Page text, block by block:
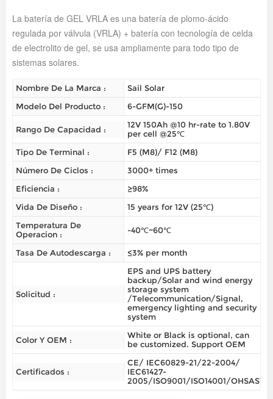
La batería de GEL VRLA es una batería de plomo-ácido
regulada por válvula (VRLA) + batería con tecnología de celda
de electrolito de gel, se usa ampliamente para todo tipo de
sistemas solares.
Nombre De La Marca :
Sail Solar
Modelo Del Producto :
6-GFM(G)-150
Rango De Capacidad :
12V 150Ah @10 hr-rate to 1.80V
per cell @25℃
Tipo De Terminal :
F5 (M8)/ F12 (M8)
Número De Ciclos :
3000+ times
Eficiencia :
≥98%
Vida De Diseño :
15 years for 12V (25℃)
Temperatura De
Operacion :
-40℃~60℃
Tasa De Autodescarga : ≤3% per month
Solicitud :
EPS and UPS battery
backup/Solar and wind energy
storage system
/Telecommunication/Signal,
emergency lighting and security
system
Color Y OEM :
White or Black is optional, can
be customized. Support OEM
Certificados :
CE/ IEC60829-21/22-2004/
IEC61427-
2005/ISO9001/ISO14001/